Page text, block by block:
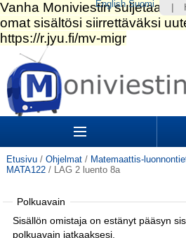
Siirry
sisältöön.
|
Siirry
navigointiin
Sections
Etusivu / Ohjelmat / Matemaattis-
MATA122 / LAG 2 luento 8a
Polkuavain
Sisällön omistaja on estänyt pääsyn
polkuavain jatkaaksesi.
English Suomi